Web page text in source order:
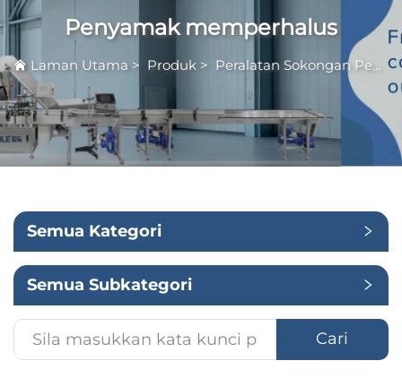
Produk
Berita
Soalan Lazim
Penggunaan
Penyamak memperhalus
Laman Utama > Produk > Peralatan Sokongan Pengeluaran
Semua Kategori
Semua Subkategori
Cari